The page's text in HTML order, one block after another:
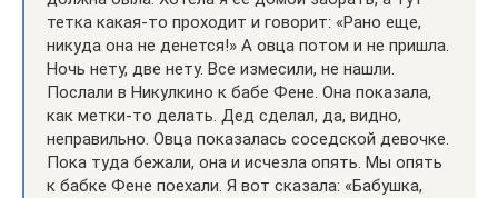
тетка какая-то проходит и говорит: «Рано еще,
никуда она не денется!» А овца потом и не пришла.
Ночь нету, две нету. Все измесили, не нашли.
Послали в Никулкино к бабе Фене. Она показала,
как метки-то делать. Дед сделал, да, видно,
неправильно. Овца показалась соседской девочке.
Пока туда бежали, она и исчезла опять. Мы опять
к бабке Фене поехали. Я вот сказала: «Бабушка,